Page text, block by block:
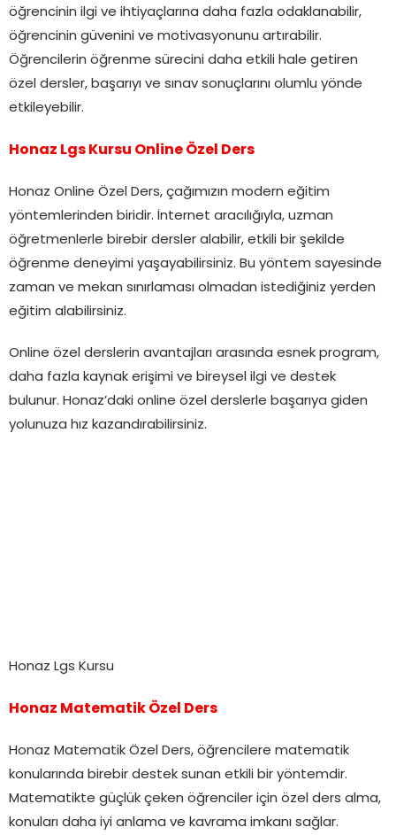
öğrencinin ilgi ve ihtiyaçlarına daha fazla odaklanabilir,
öğrencinin güvenini ve motivasyonunu artırabilir.
Öğrencilerin öğrenme sürecini daha etkili hale getiren
özel dersler, başarıyı ve sınav sonuçlarını olumlu yönde
etkileyebilir.
Honaz Lgs Kursu Online Özel Ders
Honaz Online Özel Ders, çağımızın modern eğitim
yöntemlerinden biridir. İnternet aracılığıyla, uzman
öğretmenlerle birebir dersler alabilir, etkili bir şekilde
öğrenme deneyimi yaşayabilirsiniz. Bu yöntem sayesinde
zaman ve mekan sınırlaması olmadan istediğiniz yerden
eğitim alabilirsiniz.
Online özel derslerin avantajları arasında esnek program,
daha fazla kaynak erişimi ve bireysel ilgi ve destek
bulunur. Honaz’daki online özel derslerle başarıya giden
yolunuza hız kazandırabilirsiniz.
Honaz Lgs Kursu
Honaz Matematik Özel Ders
Honaz Matematik Özel Ders, öğrencilere matematik
konularında birebir destek sunan etkili bir yöntemdir.
Matematikte güçlük çeken öğrenciler için özel ders alma,
konuları daha iyi anlama ve kavrama imkanı sağlar.